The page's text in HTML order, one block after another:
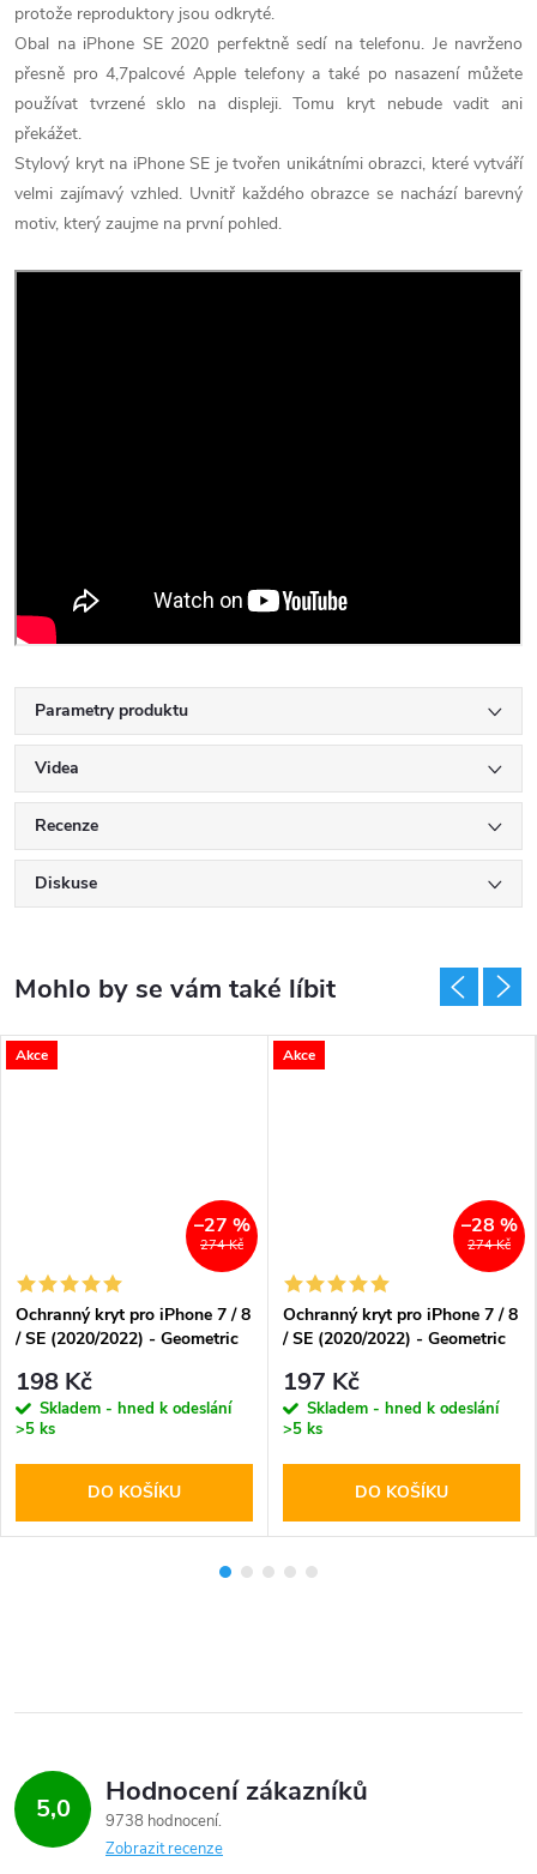
protože reproduktory jsou odkryté.
Obal na iPhone SE 2020 perfektně sedí na telefonu. Je navrženo
přesně pro 4,7palcové Apple telefony a také po nasazení můžete
používat tvrzené sklo na displeji. Tomu kryt nebude vadit ani
překážet.
Stylový kryt na iPhone SE je tvořen unikátními obrazci, které vytváří
velmi zajímavý vzhled. Uvnitř každého obrazce se nachází barevný
motiv, který zaujme na první pohled.
Parametry produktu
Videa
Recenze
Diskuse
Akce
274 Kč
–27 %
Ochranný kryt pro iPhone 7 / 8
/ SE (2020/2022) - Geometric
198 Kč
Skladem - hned k odeslání
>5 ks
DO KOŠÍKU
Akce
274 Kč
–28 %
Ochranný kryt pro iPhone 7 / 8
/ SE (2020/2022) - Geometric
197 Kč
Skladem - hned k odeslání
>5 ks
DO KOŠÍKU
5,0 Hodnocení zákazníků
9738 hodnocení
Zobrazit recenze